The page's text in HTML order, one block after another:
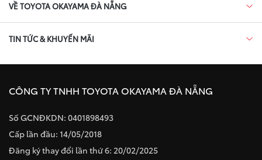
VỀ TOYOTA OKAYAMA ĐÀ NẴNG
TIN TỨC & KHUYẾN MÃI
CÔNG TY TNHH TOYOTA OKAYAMA ĐÀ NẴNG
Số GCNĐKDN: 0401898493
Cấp lần đầu: 14/05/2018
Đăng ký thay đổi lần thứ 6: 20/02/2025